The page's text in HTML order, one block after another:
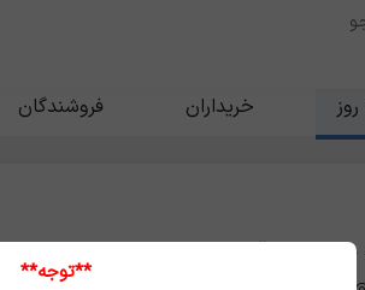
خریداران فروشندگان
محسن مقدسی
**توجه**